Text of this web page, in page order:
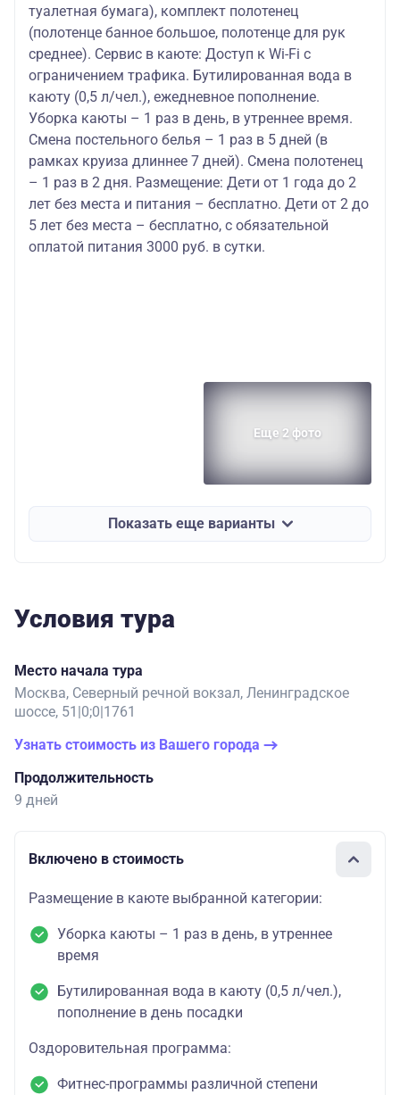
туалетная бумага), комплект полотенец
(полотенце банное большое, полотенце для рук
среднее). Сервис в каюте: Доступ к Wi-Fi с
ограничением трафика. Бутилированная вода в
каюту (0,5 л/чел.), ежедневное пополнение.
Уборка каюты – 1 раз в день, в утреннее время.
Смена постельного белья – 1 раз в 5 дней (в
рамках круиза длиннее 7 дней). Смена полотенец
– 1 раз в 2 дня. Размещение: Дети от 1 года до 2
лет без места и питания – бесплатно. Дети от 2 до
5 лет без места – бесплатно, с обязательной
оплатой питания 3000 руб. в сутки.
Еще 2 фото
Показать еще варианты
Условия тура
Место начала тура
Москва, Северный речной вокзал, Ленинградское
шоссе, 51|0;0|1761
Узнать стоимость из Вашего города
Продолжительность
9 дней
Включено в стоимость
Размещение в каюте выбранной категории:
Уборка каюты – 1 раз в день, в утреннее
время
Бутилированная вода в каюту (0,5 л/чел.),
пополнение в день посадки
Оздоровительная программа:
Фитнес-программы различной степени